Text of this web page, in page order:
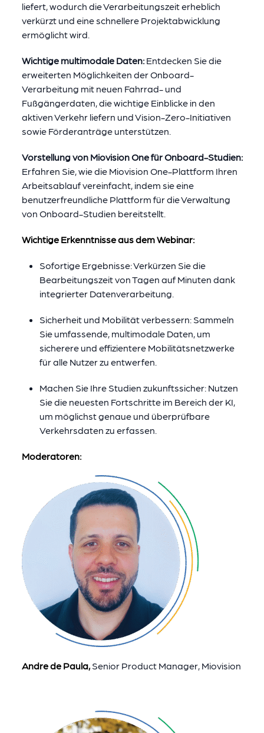
liefert, wodurch die Verarbeitungszeit erheblich
verkürzt und eine schnellere Projektabwicklung
ermöglicht wird.
Wichtige multimodale Daten:Entdecken Sie die
erweiterten Möglichkeiten der Onboard-
Verarbeitung mit neuen Fahrrad- und
Fußgängerdaten, die wichtige Einblicke in den
aktiven Verkehr liefern und Vision-Zero-Initiativen
sowie Förderanträge unterstützen.
Vorstellung von Miovision One für Onboard-Studien:
Erfahren Sie, wie die Miovision One-Plattform Ihren
Arbeitsablauf vereinfacht, indem sie eine
benutzerfreundliche Plattform für die Verwaltung
von Onboard-Studien bereitstellt.
Wichtige Erkenntnisse aus dem Webinar:
Sofortige Ergebnisse: Verkürzen Sie die
Bearbeitungszeit von Tagen auf Minuten dank
integrierter Datenverarbeitung.
Sicherheit und Mobilität verbessern: Sammeln
Sie umfassende, multimodale Daten, um
sicherere und effizientere Mobilitätsnetzwerke
für alle Nutzer zu entwerfen.
Machen Sie Ihre Studien zukunftssicher: Nutzen
Sie die neuesten Fortschritte im Bereich der KI,
um möglichst genaue und überprüfbare
Verkehrsdaten zu erfassen.
Moderatoren:
Andre de Paula,Senior Product Manager, Miovision